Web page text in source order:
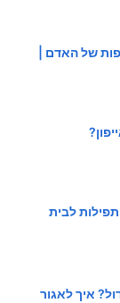
של האדם |
לבית
איך לאגור